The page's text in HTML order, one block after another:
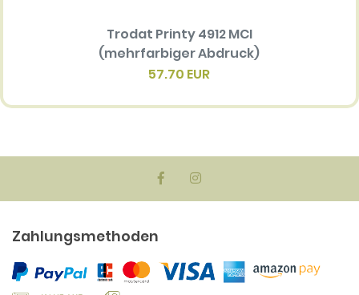
Trodat Printy 4912 MCI
(mehrfarbiger Abdruck)
57.70 EUR
Zahlungsmethoden